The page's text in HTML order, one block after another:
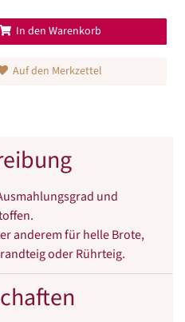
In den Warenkorb
Auf den Merkzettel
und
anderem für helle Brote,
oder Rührteig.